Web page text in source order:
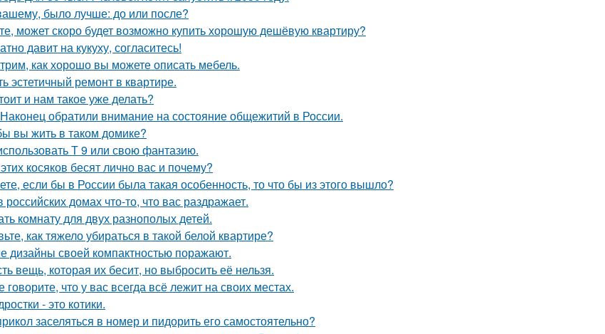
было лучше: до или после?
может скоро будет возможно купить хорошую дешёвую квартиру?
давит на кукуху, согласитесь!
как хорошо вы можете описать мебель.
эстетичный ремонт в квартире.
и нам такое уже делать?
обратили внимание на состояние общежитий в России.
вы жить в таком домике?
Т 9 или свою фантазию.
косяков бесят лично вас и почему?
если бы в России была такая особенность, то что бы из этого вышло?
российских домах что-то, что вас раздражает.
комнату для двух разнополых детей.
как тяжело убираться в такой белой квартире?
дизайны своей компактностью поражают.
вещь, которая их бесит, но выбросить её нельзя.
говорите, что у вас всегда всё лежит на своих местах.
- это котики.
заселяться в номер и пидорить его самостоятельно?